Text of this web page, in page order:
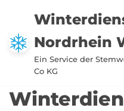
Zum
Inhalt
springen
Nordrhein
Ein Service der
Co KG